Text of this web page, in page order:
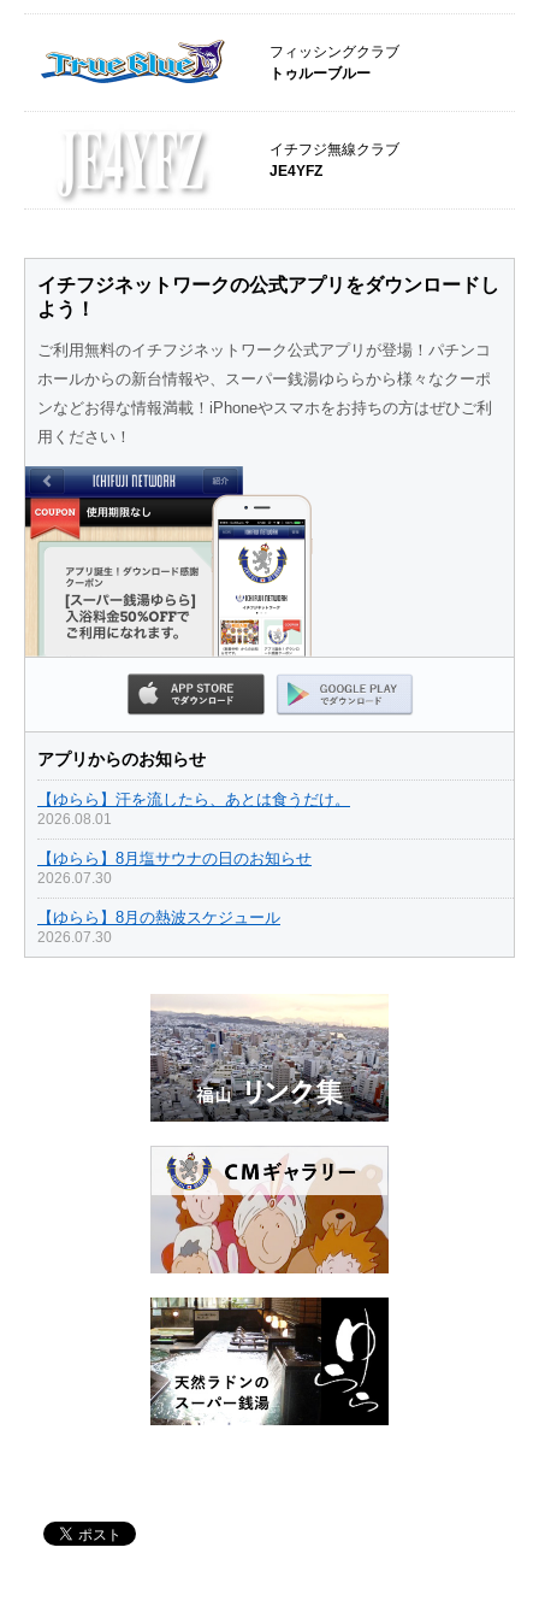
フィッシングクラブ
トゥルーブルー
イチフジ無線クラブ
JE4YFZ
イチフジネットワークの公式アプリをダウンロードし
よう！
ご利用無料のイチフジネットワーク公式アプリが登場！ パチンコ
ホールからの新台情報や、スーパー銭湯ゆららから様々なクーポ
ンなどお得な情報満載！iPhoneやスマホをお持ちの方はぜひご利
用ください！
アプリからのお知らせ
【ゆらら】汗を流したら、あとは食うだけ。
2026.08.01
【ゆらら】8月塩サウナの日のお知らせ
2026.07.30
【ゆらら】8月の熱波スケジュール
2026.07.30